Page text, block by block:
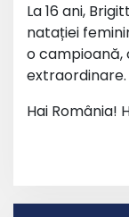
La 16 ani,
natației
o
extraordinare.
Hai România!